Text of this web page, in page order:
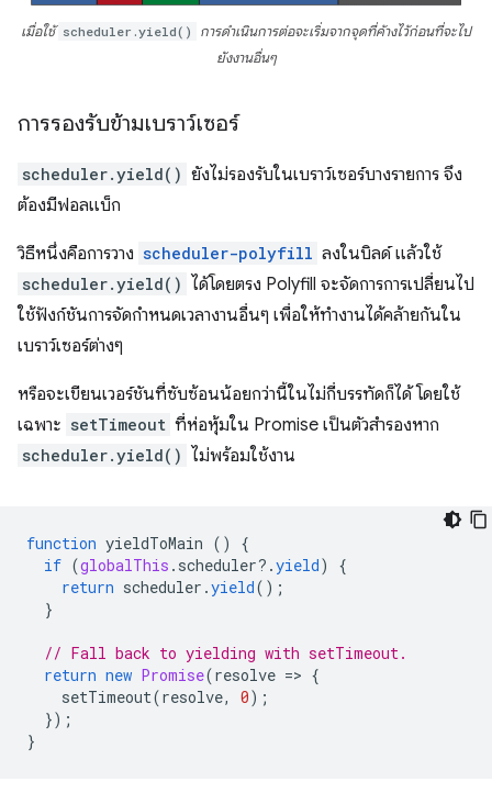
เมื่อใช้ scheduler.yield()
การดำเนินการต่อจะเริ่มจากจุดที่ค้างไว้ก่อนที่จะไป
ยังงานอื่นๆ
การรองรับข้ามเบราว์เซอร์
scheduler.yield() ยังไม่รองรับในเบราว์เซอร์บางรายการ จึง
ต้องมีฟอลแบ็ก
วิธีหนึ่งคือการวาง scheduler-polyfill ลงในบิลด์ แล้วใช้
scheduler.yield() ได้โดยตรง Polyfill จะจัดการการเปลี่ยนไป
ใช้ฟังก์ชันการจัดกำหนดเวลางานอื่นๆ เพื่อให้ทำงานได้คล้ายกันใน
เบราว์เซอร์ต่างๆ
หรือจะเขียนเวอร์ชันที่ซับซ้อนน้อยกว่านี้ในไม่กี่บรรทัดก็ได้ โดยใช้
เฉพาะ setTimeout ที่ห่อหุ้มใน Promise เป็นตัวสำรองหาก
scheduler.yield() ไม่พร้อมใช้งาน
function yieldToMain ()
{
if (globalThis . scheduler? .yield)
{
return scheduler .yield();
}
// Fall back to yielding with setTimeout.
return new Promise(resolve => {
setTimeout(resolve, 0);
});
}